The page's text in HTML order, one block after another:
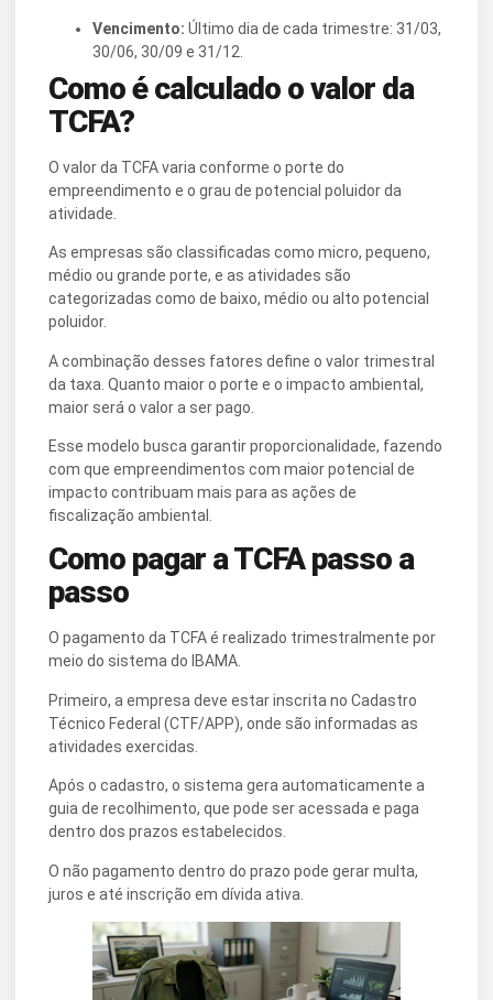
Vencimento: Último dia de cada trimestre: 31/03,
30/06, 30/09 e 31/12.
Como é calculado o valor da
TCFA?
O valor da TCFA varia conforme o porte do
empreendimento e o grau de potencial poluidor da
atividade.
As empresas são classificadas como micro, pequeno,
médio ou grande porte, e as atividades são
categorizadas como de baixo, médio ou alto potencial
poluidor.
A combinação desses fatores define o valor trimestral
da taxa. Quanto maior o porte e o impacto ambiental,
maior será o valor a ser pago.
Esse modelo busca garantir proporcionalidade, fazendo
com que empreendimentos com maior potencial de
impacto contribuam mais para as ações de
fiscalização ambiental.
Como pagar a TCFA passo a
passo
O pagamento da TCFA é realizado trimestralmente por
meio do sistema do IBAMA.
Primeiro, a empresa deve estar inscrita no Cadastro
Técnico Federal (CTF/APP), onde são informadas as
atividades exercidas.
Após o cadastro, o sistema gera automaticamente a
guia de recolhimento, que pode ser acessada e paga
dentro dos prazos estabelecidos.
O não pagamento dentro do prazo pode gerar multa,
juros e até inscrição em dívida ativa.